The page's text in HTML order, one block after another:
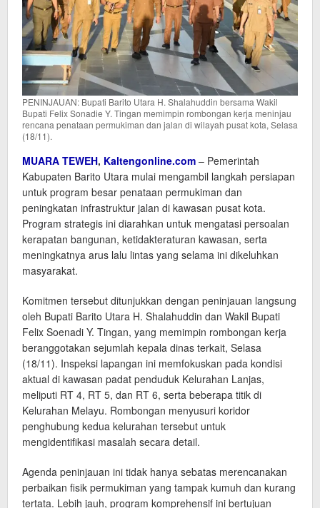
PENINJAUAN: Bupati Barito Utara H. Shalahuddin bersama Wakil
Bupati Felix Sonadie Y. Tingan memimpin rombongan kerja meninjau
rencana penataan permukiman dan jalan di wilayah pusat kota, Selasa
(18/11).
MUARA TEWEH, Kaltengonline.com – Pemerintah
Kabupaten Barito Utara mulai mengambil langkah persiapan
untuk program besar penataan permukiman dan
peningkatan infrastruktur jalan di kawasan pusat kota.
Program strategis ini diarahkan untuk mengatasi persoalan
kerapatan bangunan, ketidakteraturan kawasan, serta
meningkatnya arus lalu lintas yang selama ini dikeluhkan
masyarakat.
Komitmen tersebut ditunjukkan dengan peninjauan langsung
oleh Bupati Barito Utara H. Shalahuddin dan Wakil Bupati
Felix Soenadi Y. Tingan, yang memimpin rombongan kerja
beranggotakan sejumlah kepala dinas terkait, Selasa
(18/11). Inspeksi lapangan ini memfokuskan pada kondisi
aktual di kawasan padat penduduk Kelurahan Lanjas,
meliputi RT 4, RT 5, dan RT 6, serta beberapa titik di
Kelurahan Melayu. Rombongan menyusuri koridor
penghubung kedua kelurahan tersebut untuk
mengidentifikasi masalah secara detail.
Agenda peninjauan ini tidak hanya sebatas merencanakan
perbaikan fisik permukiman yang tampak kumuh dan kurang
tertata. Lebih jauh, program komprehensif ini bertujuan